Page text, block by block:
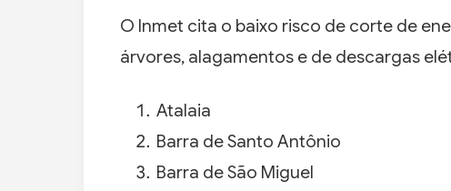
O Inmet cita o baixo risco de corte de
árvores, alagamentos e de descargas
Atalaia
Barra de Santo Antônio
Barra de São Miguel